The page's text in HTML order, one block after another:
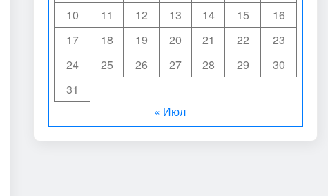
10
11 12 13 14 15
16
17
18 19 20 21 22
23
24
25 26 27 28 29
30
31
« Июл